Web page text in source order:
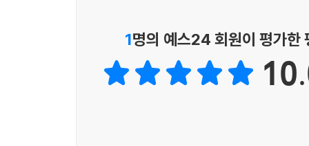
1명의 예스24 회원이 평가한